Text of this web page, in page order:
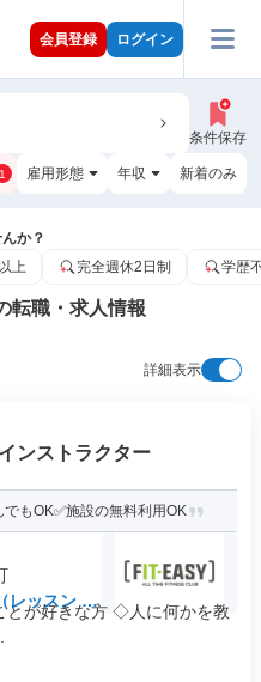
会員登録 ログイン
条件保存
1 雇用形態 年収 新着のみ
か？
上 完全週休2日制 学歴
転職・求人情報
詳細表示
ンストラクター
もOK✅施設の無料利用OK
レッスン 60
が好きな方 ◇人に何かを教